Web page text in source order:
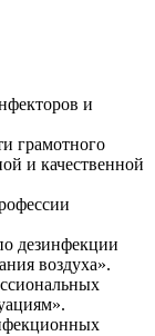
и
грамотного
и качественной
дезинфекции
воздуха».